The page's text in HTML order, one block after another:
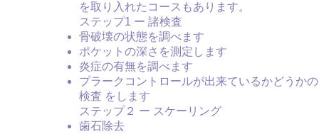
を取り入れたコースもあります。
ステップ1 ー 諸検査
骨破壊の状態を調べます
ポケットの深さを測定します
炎症の有無を調べます
プラークコントロールが出来ているかどうかの
検査 をします
ステップ２ ー スケーリング
歯石除去